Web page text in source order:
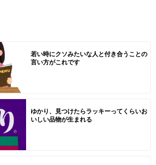
若い時にクソみたいな人と付き合うことの
言い方がこれです
ゆかり、見つけたらラッキーってくらいお
いしい品物が生まれる